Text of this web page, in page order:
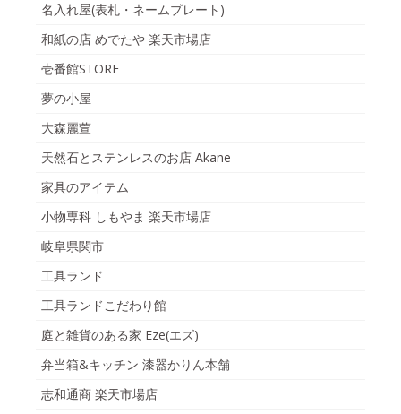
名入れ屋(表札・ネームプレート)
和紙の店 めでたや 楽天市場店
壱番館STORE
夢の小屋
大森麗萱
天然石とステンレスのお店 Akane
家具のアイテム
小物専科 しもやま 楽天市場店
岐阜県関市
工具ランド
工具ランドこだわり館
庭と雑貨のある家 Eze(エズ)
弁当箱&キッチン 漆器かりん本舗
志和通商 楽天市場店